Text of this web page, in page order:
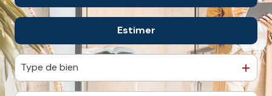
Contact
De l'immo pro
De l'immo pro
Estimer
Type de bien